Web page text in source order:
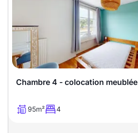
chambres
disponibles
Espaces additionnels
Équipements des parties
Chambre 4 - colocation meublée
95m² 4